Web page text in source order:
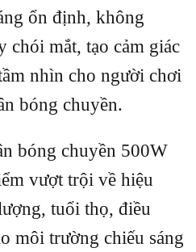
ổn định, không
chói mắt, tạo cảm giác
nhìn cho người chơi
bóng chuyền.
bóng chuyền 500W
vượt trội về hiệu
tuổi thọ, điều
môi trường chiếu sáng